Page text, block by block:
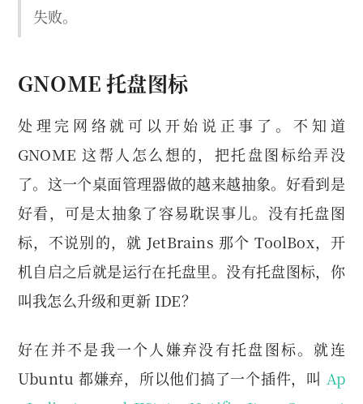
失败。
GNOME 托盘图标
处理完网络就可以开始说正事了。不知道
GNOME 这帮人怎么想的，把托盘图标给弄没
了。这一个桌面管理器做的越来越抽象。好看到是
好看，可是太抽象了容易耽误事儿。没有托盘图
标，不说别的，就 JetBrains 那个 ToolBox，开
机自启之后就是运行在托盘里。没有托盘图标，你
叫我怎么升级和更新 IDE？
好在并不是我一个人嫌弃没有托盘图标。就连
Ubuntu 都嫌弃，所以他们搞了一个插件，叫 Ap